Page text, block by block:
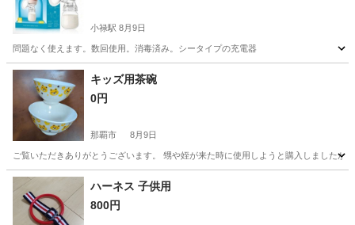
小禄駅 8月9日
問題なく使えます。数回使用。消毒済み。シータイプの充電器
沖縄 豊見城市 小禄駅 ベビー用品
キッズ用茶碗
0円
那覇市 8月9日
ご覧いただきありがとうございます。 甥や姪が来た時に使用しようと購入しました
沖縄 那覇市 キッズ用品
ハーネス 子供用
800円